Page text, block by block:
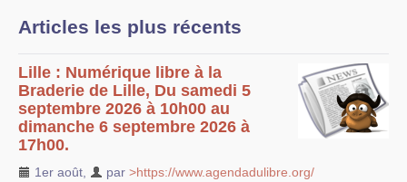
Articles les plus récents
Lille : Numérique libre à la
Braderie de Lille, Du samedi 5
septembre 2026 à 10h00 au
dimanche 6 septembre 2026 à
17h00.
1er août par >https://www.agendadulibre.org/